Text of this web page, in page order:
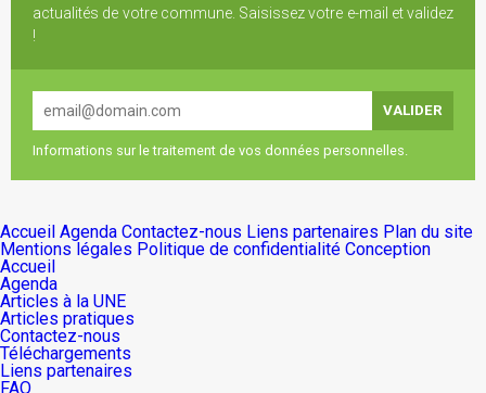
actualités de votre commune. Saisissez votre e-mail et validez
!
Informations sur le traitement de vos données personnelles.
Accueil Agenda Contactez-nous Liens partenaires Plan du site
Mentions légales Politique de confidentialité Conception
Accueil
Agenda
Articles à la UNE
Articles pratiques
Contactez-nous
Téléchargements
Liens partenaires
FAQ